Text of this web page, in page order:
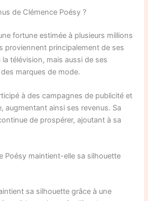
de Clémence Poésy ?
fortune estimée à plusieurs millions
proviennent principalement de ses
télévision, mais aussi de ses
marques de mode.
à des campagnes de publicité et
augmentant ainsi ses revenus. Sa
de prospérer, ajoutant à sa
Poésy maintient-elle sa silhouette
sa silhouette grâce à une